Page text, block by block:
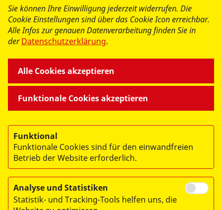
© 2026 Arbeiter-Samariter-Bund Landesverband Bremen e.V.
Sie können Ihre Einwilligung jederzeit widerrufen. Die
Cookie Einstellungen sind über das Cookie Icon erreichbar.
Alle Infos zur genauen Datenverarbeitung finden Sie in
derDatenschutzerklärung.
Funktionale Cookies akzeptieren
Alle Cookies akzeptieren
Funktional
Funktionale Cookies sind für den einwandfreien
Betrieb der Website erforderlich.
Analyse und Statistiken
Statistik- und Tracking-Tools helfen uns, die